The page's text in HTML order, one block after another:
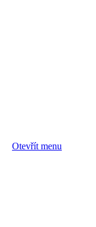
Otevřít menu